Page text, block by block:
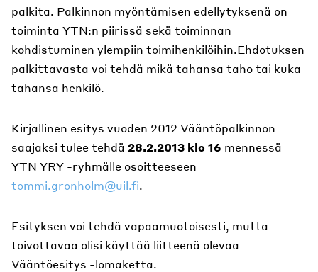
palkita. Palkinnon myöntämisen edellytyksenä on
toiminta YTN:n piirissä sekä toiminnan
kohdistuminen ylempiin toimihenkilöihin.Ehdotuksen
palkittavasta voi tehdä mikä tahansa taho tai kuka
tahansa henkilö.
Kirjallinen esitys vuoden 2012 Vääntöpalkinnon
saajaksi tulee tehdä 28.2.2013 klo 16 mennessä
YTN YRY -ryhmälle osoitteeseen
tommi.gronholm@uil.fi.
Esityksen voi tehdä vapaamuotoisesti, mutta
toivottavaa olisi käyttää liitteenä olevaa
Vääntöesitys -lomaketta.